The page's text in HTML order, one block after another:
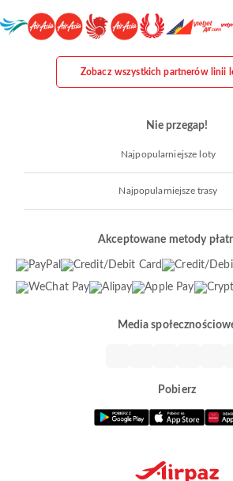
Zobacz wszystkich partnerów linii
Nie przegap!
Najpopularniejsze loty
Najpopularniejsze trasy
Akceptowane metody
Media
Pobierz